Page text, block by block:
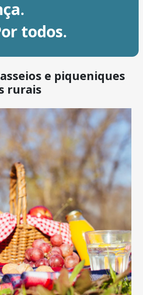
todos.
e piqueniques
rurais